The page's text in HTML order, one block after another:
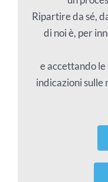
Ripartire da sé,
di noi è, per
e accettando
indicazioni sulle